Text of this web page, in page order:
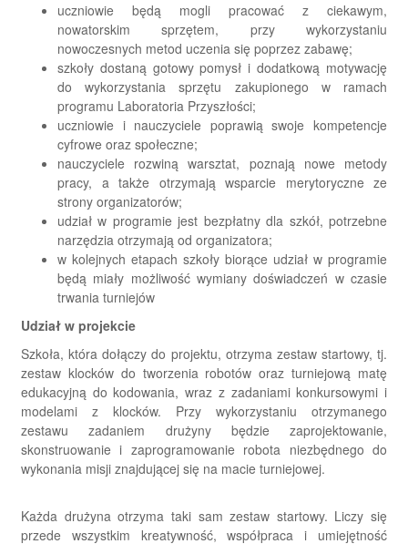
uczniowie będą mogli pracować z ciekawym,
nowatorskim sprzętem, przy wykorzystaniu
nowoczesnych metod uczenia się poprzez zabawę;
szkoły dostaną gotowy pomysł i dodatkową motywację
do wykorzystania sprzętu zakupionego w ramach
programu Laboratoria Przyszłości;
uczniowie i nauczyciele poprawią swoje kompetencje
cyfrowe oraz społeczne;
nauczyciele rozwiną warsztat, poznają nowe metody
pracy, a także otrzymają wsparcie merytoryczne ze
strony organizatorów;
udział w programie jest bezpłatny dla szkół, potrzebne
narzędzia otrzymają od organizatora;
w kolejnych etapach szkoły biorące udział w programie
będą miały możliwość wymiany doświadczeń w czasie
trwania turniejów
Udział w projekcie
Szkoła, która dołączy do projektu, otrzyma zestaw startowy, tj.
zestaw klocków do tworzenia robotów oraz turniejową matę
edukacyjną do kodowania, wraz z zadaniami konkursowymi i
modelami z klocków. Przy wykorzystaniu otrzymanego
zestawu zadaniem drużyny będzie zaprojektowanie,
skonstruowanie i zaprogramowanie robota niezbędnego do
wykonania misji znajdującej się na macie turniejowej.
Każda drużyna otrzyma taki sam zestaw startowy. Liczy się
przede wszystkim kreatywność, współpraca i umiejętność